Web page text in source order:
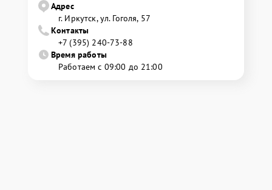
Адрес
г. Иркутск, ул. ​Гоголя, 57
Контакты
+7 (395) 240-73-88
Время работы
Работаем с 09:00 до 21:00